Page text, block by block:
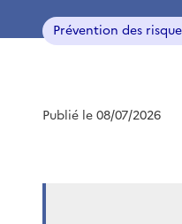
Prévention des
Publié le 08/07/2026